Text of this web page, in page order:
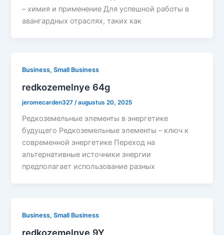
– химия и применение Для успешной работы в
авангардных отраслях, таких как
Business, Small Business
redkozemelnye 64g
jeromecarden327 /augustus 20, 2025
Редкоземельные элементы в энергетике
будущего Редкоземельные элементы – ключ к
современной энергетике Переход на
альтернативные источники энергии
предполагает использование разных
Business, Small Business
redkozemelnye 9Y